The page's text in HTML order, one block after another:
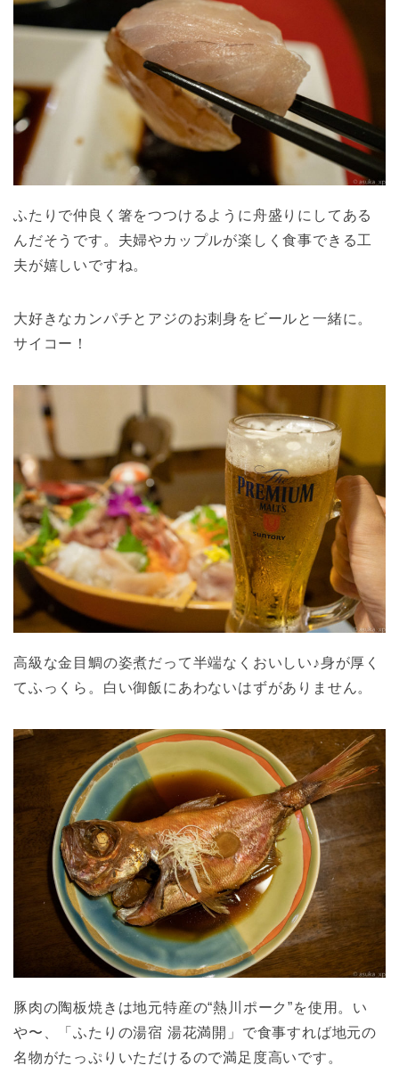
ふたりで仲良く箸をつつけるように舟盛りにしてある
んだそうです。夫婦やカップルが楽しく食事できる工
夫が嬉しいですね。
大好きなカンパチとアジのお刺身をビールと一緒に。
サイコー！
高級な金目鯛の姿煮だって半端なくおいしい♪身が厚く
てふっくら。白い御飯にあわないはずがありません。
豚肉の陶板焼きは地元特産の“熱川ポーク”を使用。い
や〜、「ふたりの湯宿 湯花満開」で食事すれば地元の
名物がたっぷりいただけるので満足度高いです。